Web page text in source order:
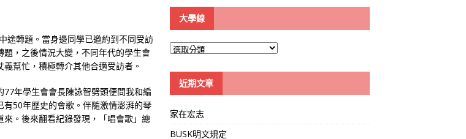
途轉題。當身邊同學已邀約到不同受訪
，之後情況大變，不同年代的學生會
幫忙，積極轉介其他合適受訪者。
年學生會會長陳詠智劈頭便問我和編
50年歷史的會歌。伴隨激情澎湃的琴
。後來翻看紀錄發現，「唱會歌」總
大學線
大
線
近期文章
家在宏志
BUSK明文規定